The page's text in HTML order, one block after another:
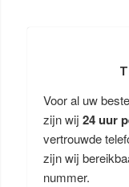
Voor al uw
zijn wij 24 uur
vertrouwde
zijn wij
nummer.